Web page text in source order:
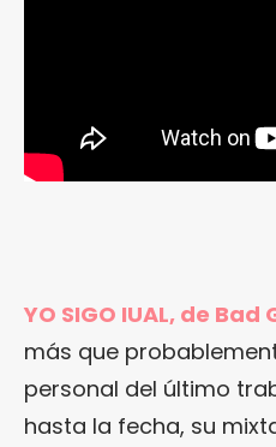
YO SIGO IUAL, de Bad
más que
personal del último
hasta la fecha, su